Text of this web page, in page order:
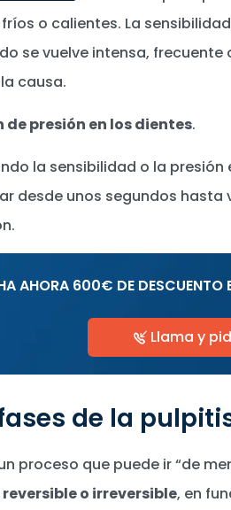
o calientes. La
se vuelve intensa,
causa.
de presión en los dientes.
la sensibilidad o la
desde unos segundos
AHORA 600€ DE DESCUENTO
Llama y
de la
proceso que puede ir “de
o irreversible, en